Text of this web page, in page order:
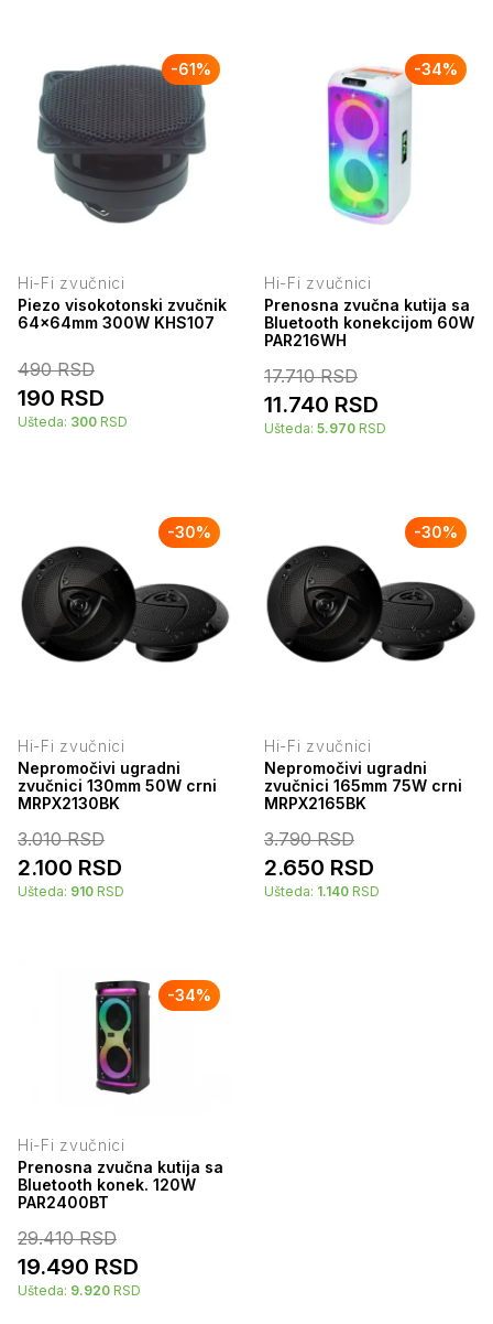
-61%
Hi-Fi zvučnici
Piezo visokotonski zvučnik
64x64mm 300W KHS107
490RSD
190 RSD
Ušteda: 300 RSD
-34%
Hi-Fi zvučnici
Prenosna zvučna kutija sa
Bluetooth konekcijom 60W
PAR216WH
17.710RSD
11.740 RSD
Ušteda: 5.970 RSD
-30%
Hi-Fi zvučnici
Nepromočivi ugradni
zvučnici 130mm 50W crni
MRPX2130BK
3.010RSD
2.100 RSD
Ušteda: 910 RSD
-30%
Hi-Fi zvučnici
Nepromočivi ugradni
zvučnici 165mm 75W crni
MRPX2165BK
3.790RSD
2.650 RSD
Ušteda: 1.140 RSD
-34%
Hi-Fi zvučnici
Prenosna zvučna kutija sa
Bluetooth konek. 120W
PAR2400BT
29.410RSD
19.490 RSD
Ušteda: 9.920 RSD